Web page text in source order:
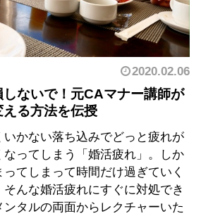
2020.02.06
しないで！元CAマナー講師が
る方法を伝授
かない落ち込みでどっと疲れが
なってしまう「婚活疲れ」。しか
てしまって時間だけ過ぎていく
んな婚活疲れにすぐに対処でき
タルの両面からレクチャーいた